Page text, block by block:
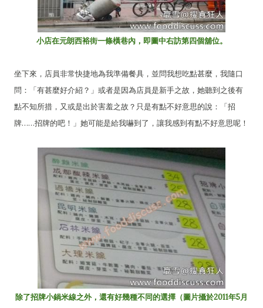
小店在元朗西裕街一條橫巷內，即圖中右訪第四個舖位。
坐下來，店員非常快捷地為我準備餐具，並問我想吃點甚麼，我隨口
問：「有甚麼好介紹？」或者是因為店員是新手之故，她聽到之後有
點不知所措，又或是出於害羞之故？只是有點不好意思的說：「招
牌……招牌的吧！」她可能是給我嚇到了，讓我感到有點不好意思呢！
除了招牌小鍋米線之外，還有好幾種不同的選擇（圖片攝於2011年5月